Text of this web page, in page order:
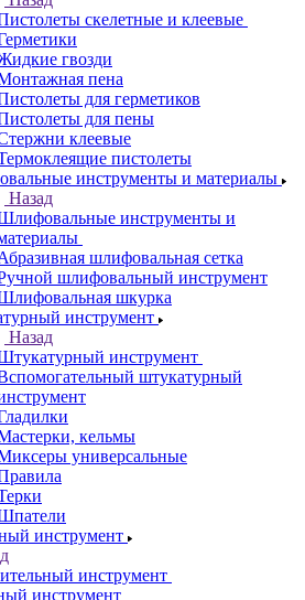
скелетные и клеевые
гвозди
пена
для герметиков
для пены
клеевые
пистолеты
инструменты и материалы
Назад
инструменты и
шлифовальная сетка
шлифовальный инструмент
шкурка
инструмент
Назад
инструмент
штукатурный
кельмы
универсальные
инструмент
инструмент
инструмент